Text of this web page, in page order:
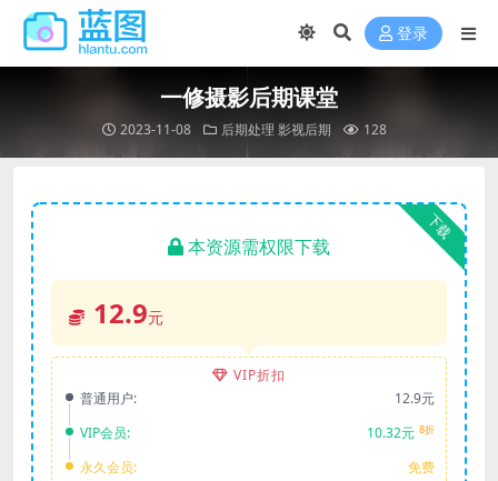
登录
一修摄影后期课堂
2023-11-08 后期处理 影视后期 128
下载
本资源需权限下载
12.9元
VIP折扣
普通用户:
12.9元
VIP会员:
10.32元 8折
永久会员: 免费